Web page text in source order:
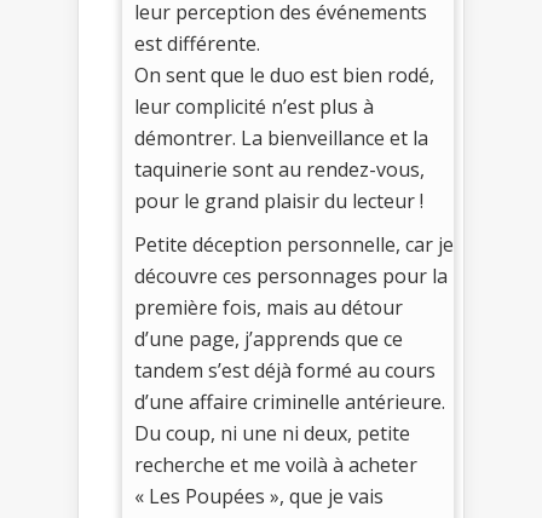
leur perception des événements
est différente.
On sent que le duo est bien rodé,
leur complicité n’est plus à
démontrer. La bienveillance et la
taquinerie sont au rendez-vous,
pour le grand plaisir du lecteur !
Petite déception personnelle, car je
découvre ces personnages pour la
première fois, mais au détour
d’une page, j’apprends que ce
tandem s’est déjà formé au cours
d’une affaire criminelle antérieure.
Du coup, ni une ni deux, petite
recherche et me voilà à acheter
« Les Poupées », que je vais